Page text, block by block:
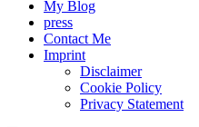
My Blog
press
Contact Me
Imprint
Disclaimer
Cookie Policy
Privacy Statement